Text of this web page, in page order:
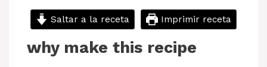
Saltar a la receta Imprimir receta
why make this recipe